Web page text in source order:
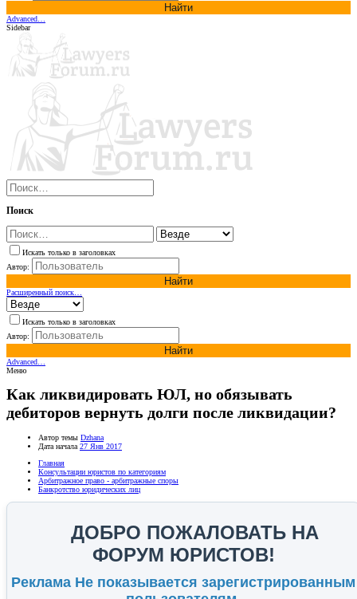
Найти
Advanced…
Sidebar
Поиск
Искать только в заголовках
Автор:
Найти
Расширенный поиск…
Искать только в заголовках
Автор:
Найти
Advanced…
Меню
Как ликвидировать ЮЛ, но обязывать
дебиторов вернуть долги после ликвидации?
Автор темы Dzhana
Дата начала 27 Янв 2017
Главная
Консультации юристов по категориям
Арбитражное право - арбитражные споры
Банкротство юридических лиц
ДОБРО ПОЖАЛОВАТЬ НА
ФОРУМ ЮРИСТОВ!
Реклама Не показывается зарегистрированным